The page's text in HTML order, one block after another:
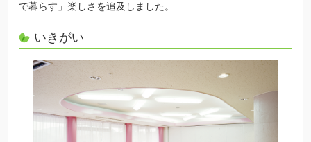
で暮らす」楽しさを追及しました。
いきがい